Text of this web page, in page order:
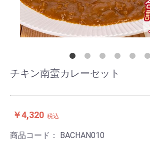
チキン南蛮カレーセット
￥4,320 税込
商品コード： BACHAN010